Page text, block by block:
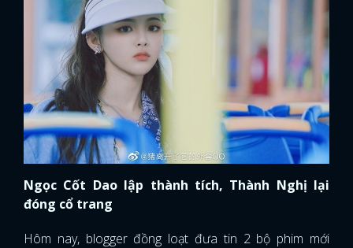
Ngọc Cốt Dao lập thành tích, Thành Nghị lại
đóng cổ trang
Hôm nay, blogger đồng loạt đưa tin 2 bộ phim mới